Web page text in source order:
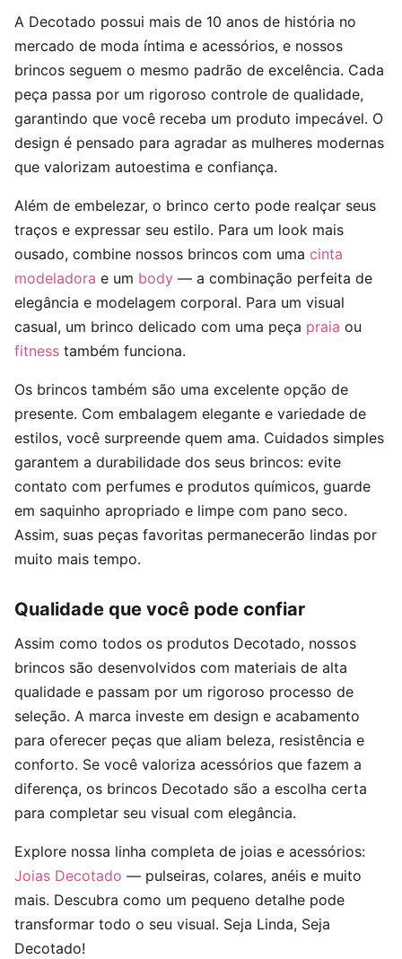
A Decotado possui mais de 10 anos de história no
mercado de moda íntima e acessórios, e nossos
brincos seguem o mesmo padrão de excelência. Cada
peça passa por um rigoroso controle de qualidade,
garantindo que você receba um produto impecável. O
design é pensado para agradar as mulheres modernas
que valorizam autoestima e confiança.
Além de embelezar, o brinco certo pode realçar seus
traços e expressar seu estilo. Para um look mais
ousado, combine nossos brincos com uma cinta
modeladora e um body — a combinação perfeita de
elegância e modelagem corporal. Para um visual
casual, um brinco delicado com uma peça praia ou
fitness também funciona.
Os brincos também são uma excelente opção de
presente. Com embalagem elegante e variedade de
estilos, você surpreende quem ama. Cuidados simples
garantem a durabilidade dos seus brincos: evite
contato com perfumes e produtos químicos, guarde
em saquinho apropriado e limpe com pano seco.
Assim, suas peças favoritas permanecerão lindas por
muito mais tempo.
Qualidade que você pode confiar
Assim como todos os produtos Decotado, nossos
brincos são desenvolvidos com materiais de alta
qualidade e passam por um rigoroso processo de
seleção. A marca investe em design e acabamento
para oferecer peças que aliam beleza, resistência e
conforto. Se você valoriza acessórios que fazem a
diferença, os brincos Decotado são a escolha certa
para completar seu visual com elegância.
Explore nossa linha completa de joias e acessórios:
Joias Decotado — pulseiras, colares, anéis e muito
mais. Descubra como um pequeno detalhe pode
transformar todo o seu visual. Seja Linda, Seja
Decotado!